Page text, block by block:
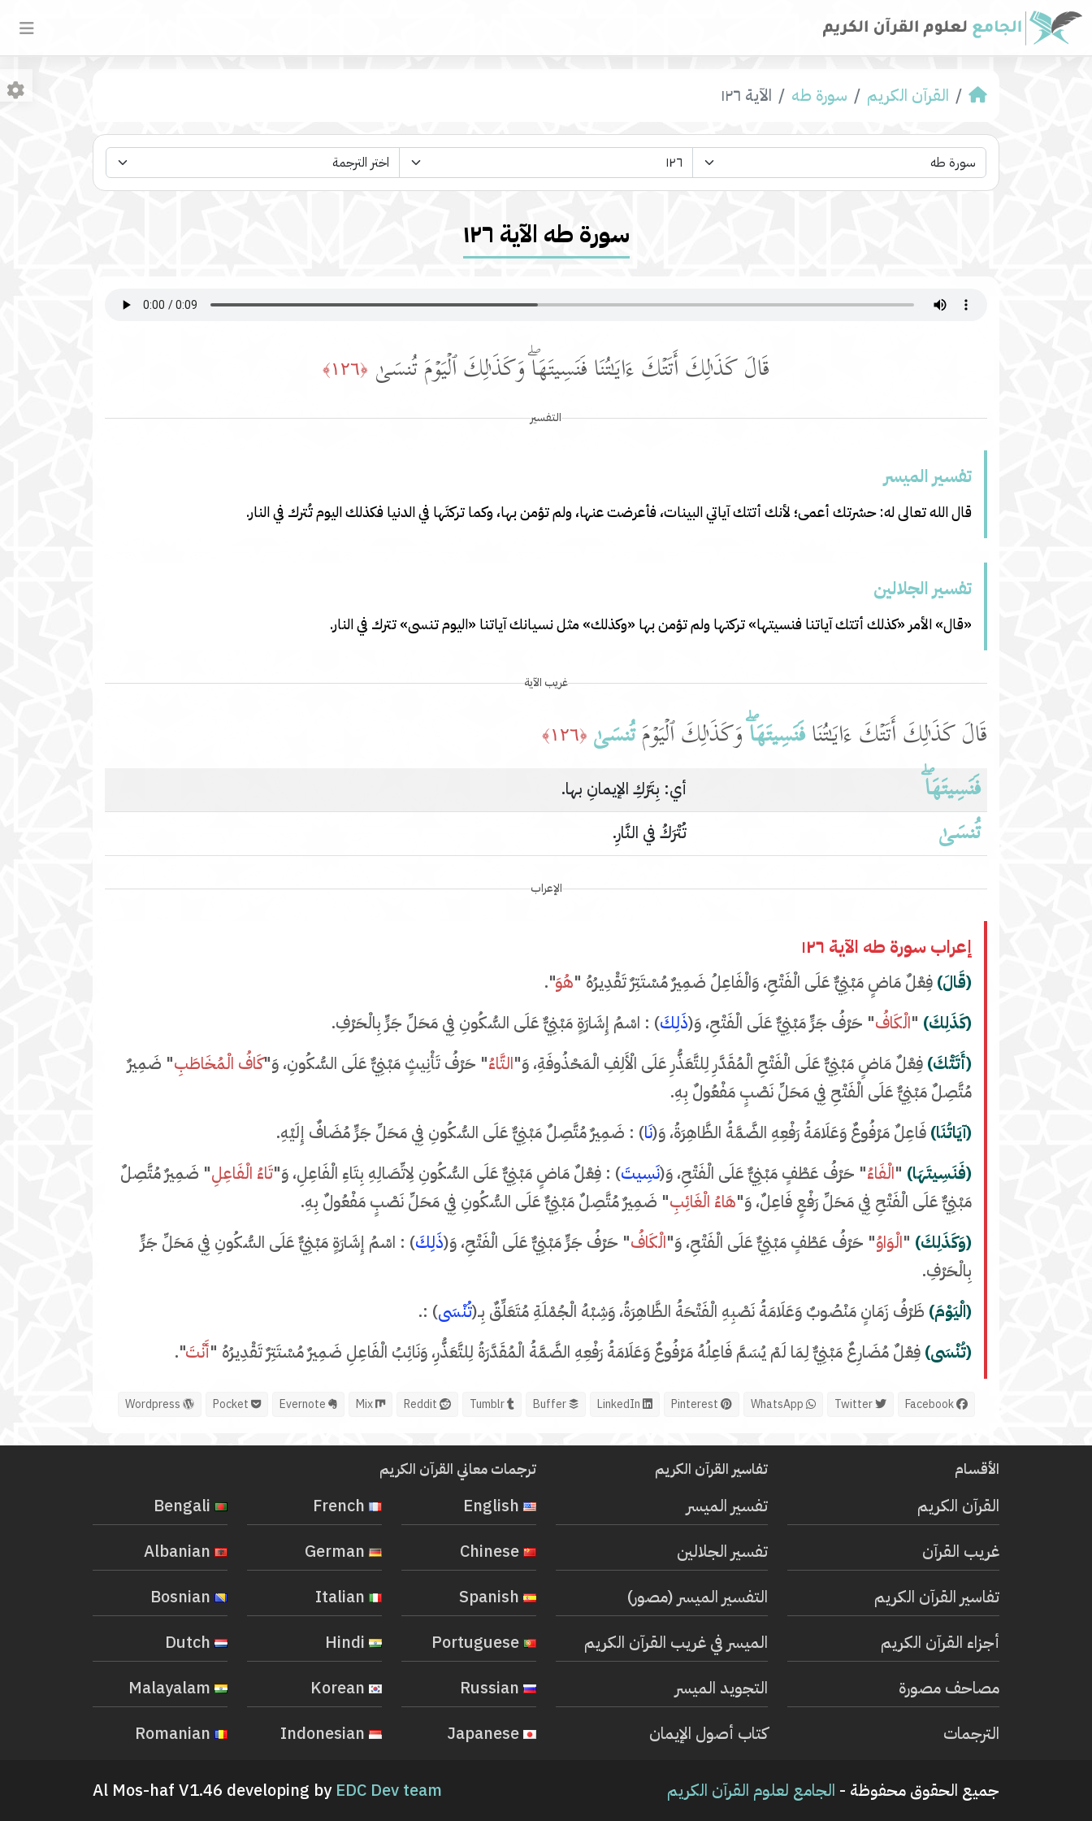
القرآن الكريم سورة طه الآية ١٢٦
سورة طه الآية ١٢٦
قَالَ كَذَ ٰ⁠لِكَ أَتَتۡكَ ءَایَـٰتُنَا فَنَسِیتَهَاۖ وَكَذَ ٰ⁠لِكَ ٱلۡیَوۡمَ تُنسَىٰ ﴿١٢٦﴾
التفسير
تفسير المیسر
قال الله تعالى له: حشرتك أعمى؛ لأنك أتتك آياتي البينات، فأعرضت عنها، ولم تؤمن بها، وكما تركتَها في الدنيا فكذلك اليوم تُترك في النار.
تفسير الجلالين
«قال» الأمر «كذلك أتتك آياتنا فنسيتها» تركتها ولم تؤمن بها «وكذلك» مثل نسيانك آياتنا «اليوم تنسى» تترك في النار.
غريب الآية
قَالَ كَذَ ٰ⁠لِكَ أَتَتۡكَ ءَایَـٰتُنَافَنَسِیتَهَاۖ وَكَذَ ٰ⁠لِكَ ٱلۡیَوۡمَتُنسَىٰ ﴿١٢٦﴾
فَنَسِیتَهَاۖ أي: بِتَرْكِ الإيمانِ بها.
تُنسَىٰ تُتْرَكُ في النَّارِ.
الإعراب
إعراب سورة طه الآية ١٢٦
(قَالَ) فِعْلٌ مَاضٍ مَبْنِيٌّ عَلَى الْفَتْحِ، وَالْفَاعِلُ ضَمِيرٌ مُسْتَتِرٌ تَقْدِيرُهُ "هُوَ".
(كَذَلِكَ) "الْكَافُ" حَرْفُ جَرٍّ مَبْنِيٌّ عَلَى الْفَتْحِ، وَ(ذَلِكَ) : اسْمُ إِشَارَةٍ مَبْنِيٌّ عَلَى السُّكُونِ فِي مَحَلِّ جَرٍّ بِالْحَرْفِ.
(أَتَتْكَ) فِعْلٌ مَاضٍ مَبْنِيٌّ عَلَى الْفَتْحِ الْمُقَدَّرِ لِلتَّعَذُّرِ عَلَى الْأَلِفِ الْمَحْذُوفَةِ، وَ"التَّاءُ" حَرْفُ تَأْنِيثٍ مَبْنِيٌّ عَلَى السُّكُونِ، وَ"كَافُ الْمُخَاطَبِ" ضَمِيرٌ
مُتَّصِلٌ مَبْنِيٌّ عَلَى الْفَتْحِ فِي مَحَلِّ نَصْبٍ مَفْعُولٌ بِهِ.
(آيَاتُنَا) فَاعِلٌ مَرْفُوعٌ وَعَلَامَةُ رَفْعِهِ الضَّمَّةُ الظَّاهِرَةُ، وَ(نَا) : ضَمِيرٌ مُتَّصِلٌ مَبْنِيٌّ عَلَى السُّكُونِ فِي مَحَلِّ جَرٍّ مُضَافٌ إِلَيْهِ.
(فَنَسِيتَهَا) "الْفَاءُ" حَرْفُ عَطْفٍ مَبْنِيٌّ عَلَى الْفَتْحِ، وَ(نَسِيتَ) : فِعْلٌ مَاضٍ مَبْنِيٌّ عَلَى السُّكُونِ لِاتِّصَالِهِ بِتَاءِ الْفَاعِلِ، وَ"تَاءُ الْفَاعِلِ" ضَمِيرٌ مُتَّصِلٌ
مَبْنِيٌّ عَلَى الْفَتْحِ فِي مَحَلِّ رَفْعٍ فَاعِلٌ، وَ"هَاءُ الْغَائِبِ" ضَمِيرٌ مُتَّصِلٌ مَبْنِيٌّ عَلَى السُّكُونِ فِي مَحَلِّ نَصْبٍ مَفْعُولٌ بِهِ.
(وَكَذَلِكَ) "الْوَاوُ" حَرْفُ عَطْفٍ مَبْنِيٌّ عَلَى الْفَتْحِ، وَ"الْكَافُ" حَرْفُ جَرٍّ مَبْنِيٌّ عَلَى الْفَتْحِ، وَ(ذَلِكَ) : اسْمُ إِشَارَةٍ مَبْنِيٌّ عَلَى السُّكُونِ فِي مَحَلِّ جَرٍّ
بِالْحَرْفِ.
(الْيَوْمَ) ظَرْفُ زَمَانٍ مَنْصُوبٌ وَعَلَامَةُ نَصْبِهِ الْفَتْحَةُ الظَّاهِرَةُ، وَشِبْهُ الْجُمْلَةِ مُتَعَلِّقٌ بِـ(تُنْسَى) :.
(تُنْسَى) فِعْلٌ مُضَارِعٌ مَبْنِيٌّ لِمَا لَمْ يُسَمَّ فَاعِلُهُ مَرْفُوعٌ وَعَلَامَةُ رَفْعِهِ الضَّمَّةُ الْمُقَدَّرَةُ لِلتَّعَذُّرِ، وَنَائِبُ الْفَاعِلِ ضَمِيرٌ مُسْتَتِرٌ تَقْدِيرُهُ "أَنْتَ".
Facebook
Twitter
Buffer
Tumblr
Mix
الأقسام
القرآن الكريم
غريب القرآن
تفاسير القرآن الكريم
أجزاء القرآن الكريم
مصاحف مصورة
الترجمات
تفاسير القرآن الكريم
تفسير المیسر
تفسير الجلالين
التفسير الميسر (مصور)
الميسر في غريب القرآن الكريم
التجويد الميسر
كتاب أصول الإيمان
ترجمات معاني القرآن الكريم
Al Mos-haf V1.46 developing by EDC Dev team جميع الحقوق محفوظة - الجامع لعلوم القرآن الكريم